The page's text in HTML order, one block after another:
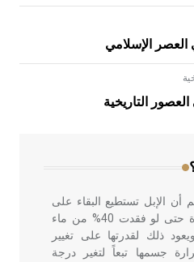
الإسلامي
التاريخية
أن الأبلق نوع من الفنون
التي ارتبطت بالعمارة الإسلامية
الشام ومصر خاصة، حيث يحرص
أن الإبل تستطيع البقاء على
قيد الحياة حتى لو فقدت 40% من ماء
ذلك لقدرتها على تغيير
جسمها تبعاً لتغير درجة